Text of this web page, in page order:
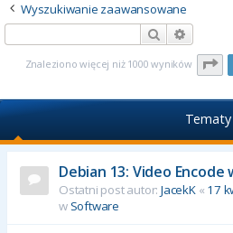
Wyszukiwanie zaawansowane
Szukaj
Znaleziono więcej niż 1000 wyników
Tematy
Debian 13: Video Encode
Ostatni post autor: JacekK« 17
w Software